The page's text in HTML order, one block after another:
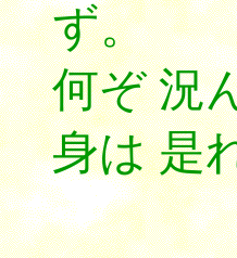
ず。
何ぞ
身は 是